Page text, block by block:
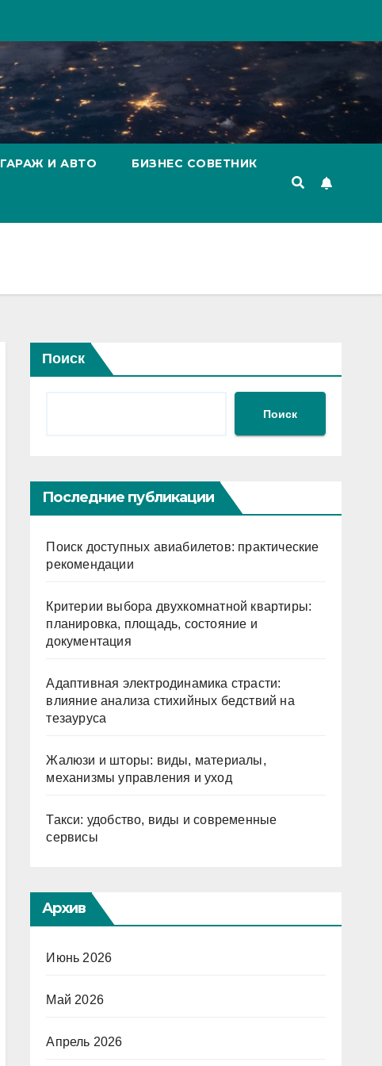
ГАРАЖ И АВТО БИЗНЕС СОВЕТНИК
Поиск
Поиск
Последние публикации
Поиск доступных авиабилетов: практические
рекомендации
Критерии выбора двухкомнатной квартиры:
планировка, площадь, состояние и
документация
Адаптивная электродинамика страсти:
влияние анализа стихийных бедствий на
тезауруса
Жалюзи и шторы: виды, материалы,
механизмы управления и уход
Такси: удобство, виды и современные
сервисы
Архив
Июнь 2026
Май 2026
Апрель 2026